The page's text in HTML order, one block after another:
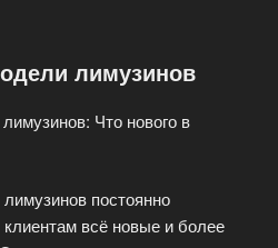
лимузинов
Что нового в
постоянно
всё новые и более